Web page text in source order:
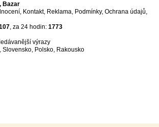
Bazar
, Kontakt, Reklama, Podmínky, Ochrana údajů,
, za 24 hodin: 1773
výrazy
, Slovensko, Polsko, Rakousko